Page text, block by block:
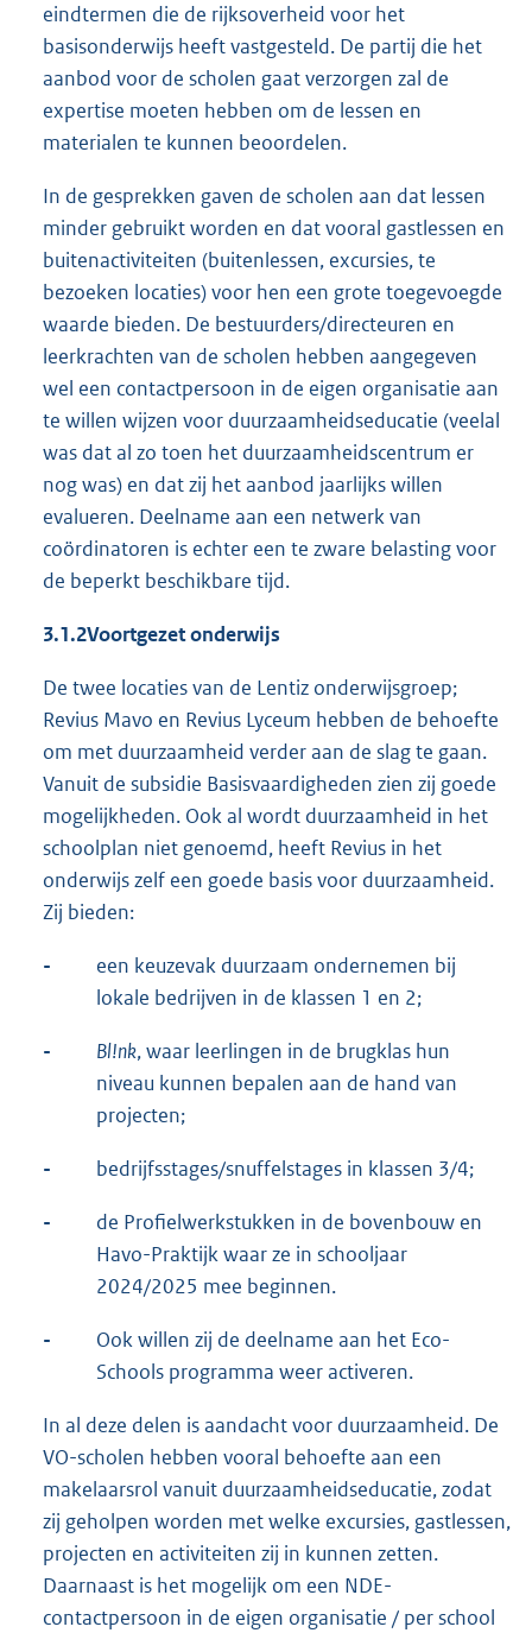
eindtermen die de rijksoverheid voor het
basisonderwijs heeft vastgesteld. De partij die het
aanbod voor de scholen gaat verzorgen zal de
expertise moeten hebben om de lessen en
materialen te kunnen beoordelen.
In de gesprekken gaven de scholen aan dat lessen
minder gebruikt worden en dat vooral gastlessen en
buitenactiviteiten (buitenlessen, excursies, te
bezoeken locaties) voor hen een grote toegevoegde
waarde bieden. De bestuurders/directeuren en
leerkrachten van de scholen hebben aangegeven
wel een contactpersoon in de eigen organisatie aan
te willen wijzen voor duurzaamheidseducatie (veelal
was dat al zo toen het duurzaamheidscentrum er
nog was) en dat zij het aanbod jaarlijks willen
evalueren. Deelname aan een netwerk van
coördinatoren is echter een te zware belasting voor
de beperkt beschikbare tijd.
3.1.2Voortgezet onderwijs
De twee locaties van de Lentiz onderwijsgroep;
Revius Mavo en Revius Lyceum hebben de behoefte
om met duurzaamheid verder aan de slag te gaan.
Vanuit de subsidie Basisvaardigheden zien zij goede
mogelijkheden. Ook al wordt duurzaamheid in het
schoolplan niet genoemd, heeft Revius in het
onderwijs zelf een goede basis voor duurzaamheid.
Zij bieden:
-
een keuzevak duurzaam ondernemen bij
lokale bedrijven in de klassen 1 en 2;
- Bl!nk, waar leerlingen in de brugklas hun
niveau kunnen bepalen aan de hand van
projecten;
- bedrijfsstages/snuffelstages in klassen 3/4;
-
de Profielwerkstukken in de bovenbouw en
Havo-Praktijk waar ze in schooljaar
2024/2025 mee beginnen.
-
Ook willen zij de deelname aan het Eco-
Schools programma weer activeren.
In al deze delen is aandacht voor duurzaamheid. De
VO-scholen hebben vooral behoefte aan een
makelaarsrol vanuit duurzaamheidseducatie, zodat
zij geholpen worden met welke excursies, gastlessen,
projecten en activiteiten zij in kunnen zetten.
Daarnaast is het mogelijk om een NDE-
contactpersoon in de eigen organisatie / per school